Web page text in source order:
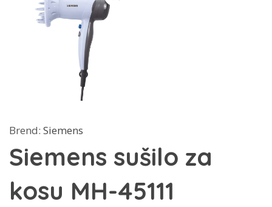
Brend: Siemens
Siemens sušilo za
kosu MH-45111